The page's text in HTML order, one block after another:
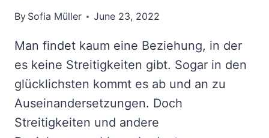
By Sofia Müller June 23, 2022
Man findet kaum eine Beziehung, in der
es keine Streitigkeiten gibt. Sogar in den
glücklichsten kommt es ab und an zu
Auseinandersetzungen. Doch
Streitigkeiten und andere